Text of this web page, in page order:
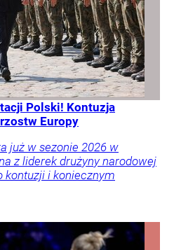
Polski! Kontuzja
Europy
już w sezonie 2026 w
z liderek drużyny narodowej
kontuzji i koniecznym